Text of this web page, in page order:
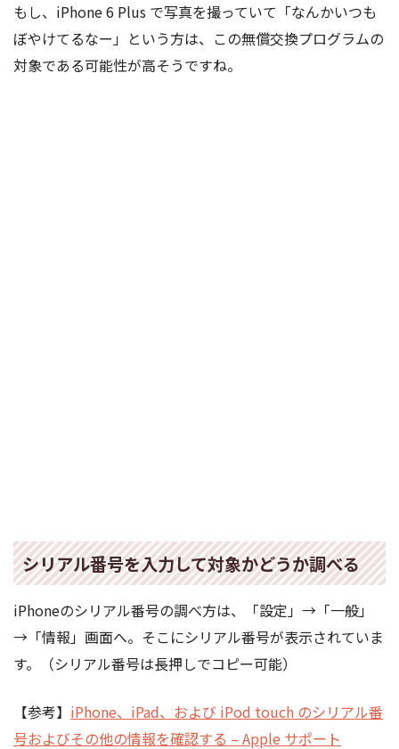
もし、iPhone 6 Plus で写真を撮っていて「なんかいつも
ぼやけてるなー」という方は、この無償交換プログラムの
対象である可能性が高そうですね。
シリアル番号を入力して対象かどうか調べる
iPhoneのシリアル番号の調べ方は、「設定」→「一般」
→「情報」画面へ。そこにシリアル番号が表示されていま
す。（シリアル番号は長押しでコピー可能）
【参考】 iPhone、iPad、および iPod touch のシリアル番
号およびその他の情報を確認する – Apple サポート